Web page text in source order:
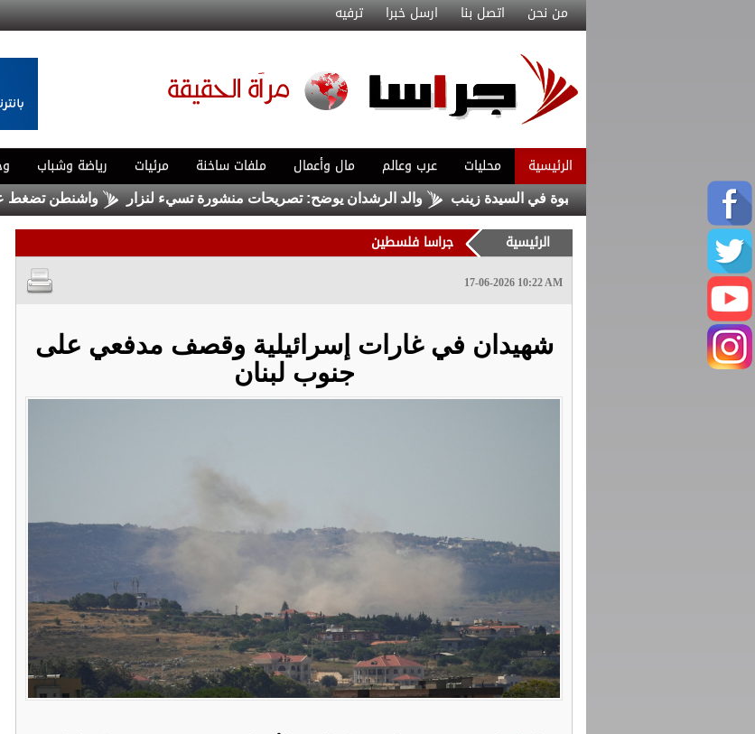
من نحن اتصل بنا ارسل خبرا ترفيه
الرئيسية محليات عرب وعالم مال وأعمال ملفات ساخنة مرئيات رياضة وشباب
من داعش حاولا زرع عبوة في السيدة زينب والد الرشدان يوضح: تصريحات منشورة تسيء لنزار واشنطن تضغط على
الرئيسية جراسا فلسطين
17-06-2026 10:22 AM
شهيدان في غارات إسرائيلية وقصف مدفعي على
جنوب لبنان